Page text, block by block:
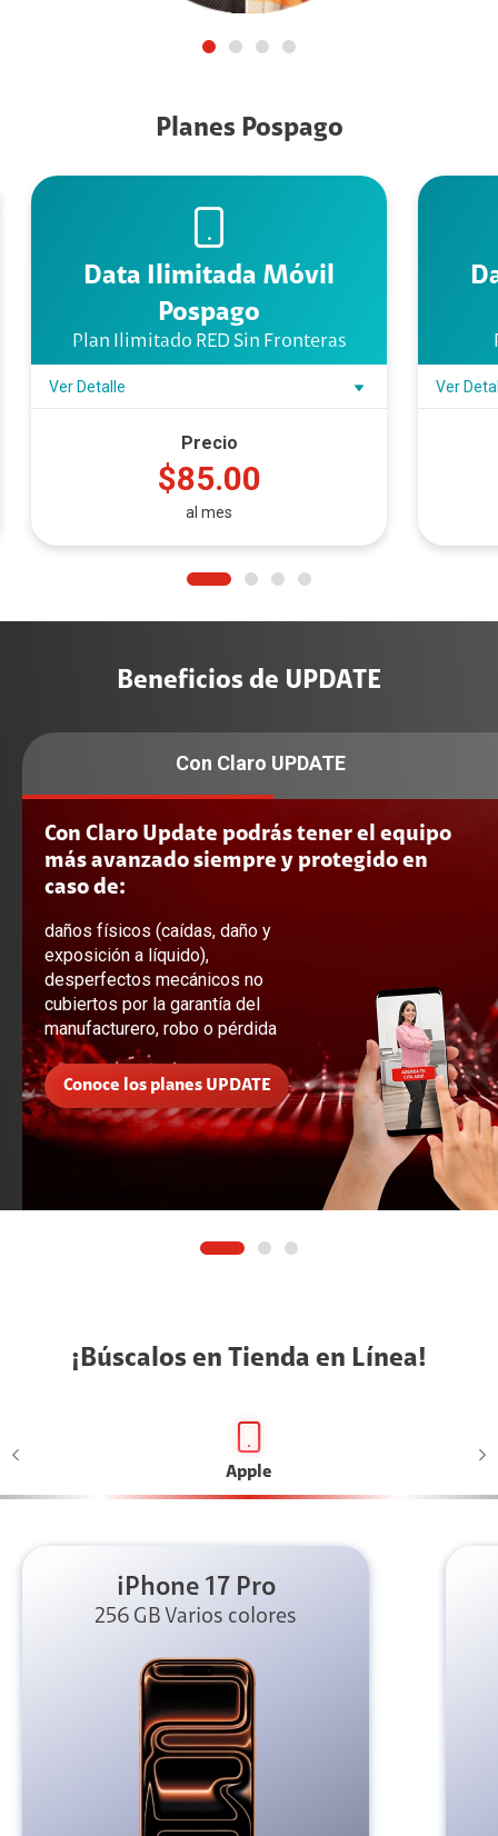
Planes Pospago
Data Ilimitada Móvil
Pospago
Plan Ilimitado RED Sin Fronteras
Ver Detalle
Precio
$85.00
al mes
Ver
Beneficios de UPDATE
Con Claro UPDATE
Con Claro Update podrás tener el equipo
más avanzado siempre y protegido en
caso de:
daños físicos (caídas, daño y
exposición a líquido),
desperfectos mecánicos no
cubiertos por la garantía del
manufacturero, robo o pérdida
Conoce los planes UPDATE
Busca tu equipo aquí
Quiero conocer más
¡Búscalos en Tienda en Línea!
Apple
iPhone 17 Pro
256 GB Varios colores